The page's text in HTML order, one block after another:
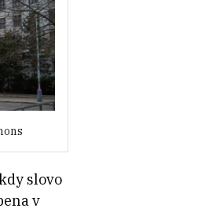
slovo
v